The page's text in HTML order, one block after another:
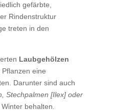
gefärbte,
Rindenstruktur
treten in den
Laubgehölzen
eine
Darunter sind auch
Stechpalmen [Ilex] oder
behalten.